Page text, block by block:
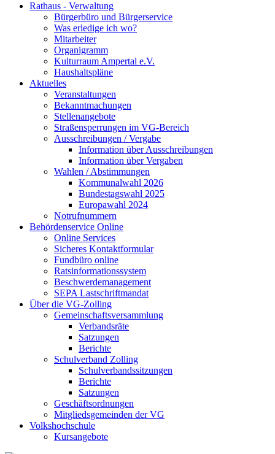
Rathaus - Verwaltung
Bürgerbüro und Bürgerservice
Was erledige ich wo?
Mitarbeiter
Organigramm
Kulturraum Ampertal e.V.
Haushaltspläne
Aktuelles
Veranstaltungen
Bekanntmachungen
Stellenangebote
Straßensperrungen im VG-Bereich
Ausschreibungen / Vergabe
Information über Ausschreibungen
Information über Vergaben
Wahlen / Abstimmungen
Kommunalwahl 2026
Bundestagswahl 2025
Europawahl 2024
Notrufnummern
Behördenservice Online
Online Services
Sicheres Kontaktformular
Fundbüro online
Ratsinformationssystem
Beschwerdemanagement
SEPA Lastschriftmandat
Über die VG-Zolling
Gemeinschaftsversammlung
Verbandsräte
Satzungen
Berichte
Schulverband Zolling
Schulverbandssitzungen
Berichte
Satzungen
Geschäftsordnungen
Mitgliedsgemeinden der VG
Volkshochschule
Kursangebote